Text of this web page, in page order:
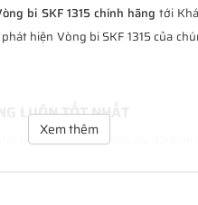
bi SKF 1315 chính hãng tới
hiện Vòng bi SKF 1315 của
LUÔN TỐT NHẤT
là tốt nhất với nhiều ưu đãi kèm
Xem thêm